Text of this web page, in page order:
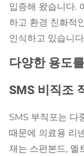
입증해 왔습니다.
하고 환경 친화적
인식하고 있습니
다양한 용도
SMS 비직조
SMS 부직포는 다
때문에 의료용 리
재는 스펀본드, 멜